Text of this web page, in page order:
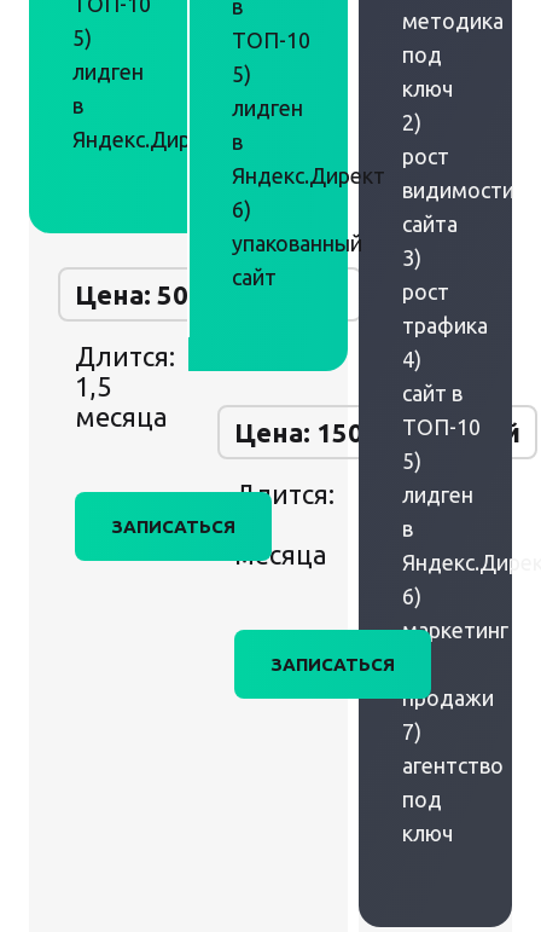
5)
лидген
в
Яндекс.Директ
Цена: 50 000 рублей
Длится:
1,5
месяца
ЗАПИСАТЬСЯ
в
ТОП-10
5)
лидген
в
Яндекс.Директ
6)
упакованный
сайт
Цена: 150 000 рублей
Длится:
2
месяца
ЗАПИСАТЬСЯ
методика
под
ключ
2)
рост
видимости
сайта
3)
рост
трафика
4)
сайт в
ТОП-10
5)
лидген
в
6)
маркетинг
продажи
7)
агентство
под
ключ